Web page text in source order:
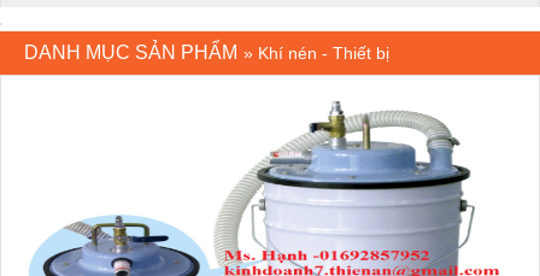
DANH MỤC SẢN PHẨM » Khí nén - Thiết bị